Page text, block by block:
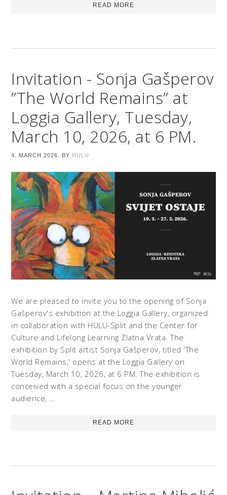
READ MORE
Invitation - Sonja Gašperov
”The World Remains” at
Loggia Gallery, Tuesday,
March 10, 2026, at 6 PM.
4. MARCH 2026. BY HULU
We are pleased to invite you to the opening of Sonja
Gašperov's exhibition at the Loggia Gallery, organized
in collaboration with HULU-Split and the Center for
Culture and Lifelong Learning Zlatna Vrata. The
exhibition by Split artist Sonja Gašperov, titled 'The
World Remains,' opens at the Loggia Gallery on
Tuesday, March 10, 2026, at 6 PM. The exhibition is
conceived with a special focus on the younger
audience, …
READ MORE